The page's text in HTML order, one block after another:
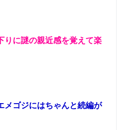
りに謎の親近感を覚えて楽
メゴジにはちゃんと続編が